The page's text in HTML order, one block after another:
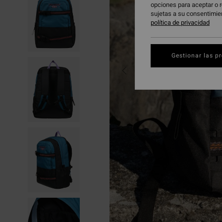
opciones para aceptar o
sujetas a su
política de privacidad
Gestionar las